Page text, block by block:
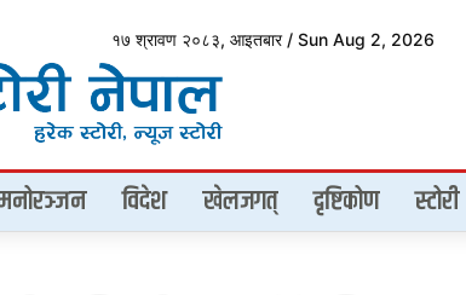
१७ श्रावण २०८३, आइतबार / Sun Aug 2, 2026
विदेश खेलजगत् दृष्टिकोण स्टोरी